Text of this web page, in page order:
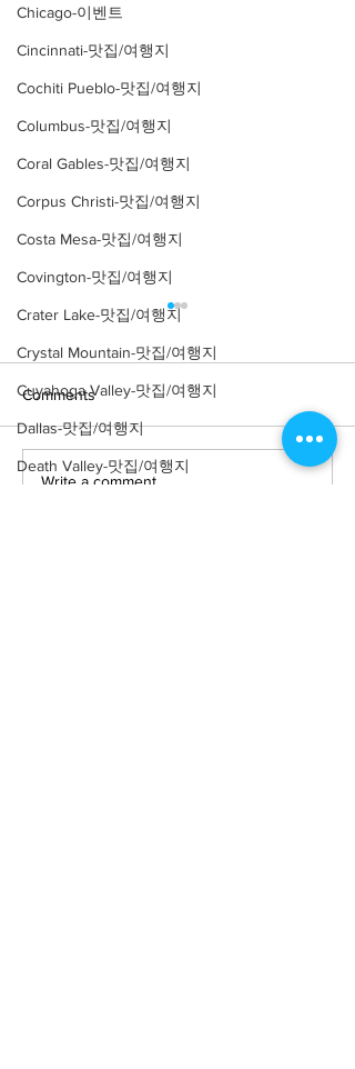
Chicago-이벤트
Cincinnati-맛집/여행지
Cochiti Pueblo-맛집/여행지
Columbus-맛집/여행지
Coral Gables-맛집/여행지
Corpus Christi-맛집/여행지
Costa Mesa-맛집/여행지
Covington-맛집/여행지
Crater Lake-맛집/여행지
Crystal Mountain-맛집/여행지
Cuyahoga Valley-맛집/여행지
Dallas-맛집/여행지
Death Valley-맛집/여행지
[여행지/펜실베니아
Comments
Write a comment...